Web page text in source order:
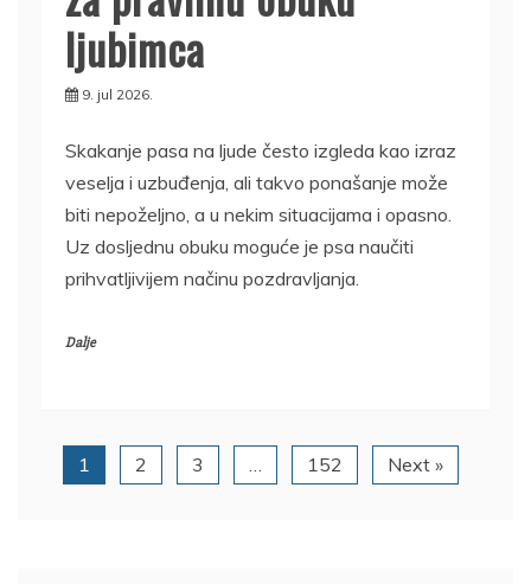
ljubimca
9. jul 2026.
Skakanje pasa na ljude često izgleda kao izraz
veselja i uzbuđenja, ali takvo ponašanje može
biti nepoželjno, a u nekim situacijama i opasno.
Uz dosljednu obuku moguće je psa naučiti
prihvatljivijem načinu pozdravljanja.
Dalje
1 2 3 … 152 Next »